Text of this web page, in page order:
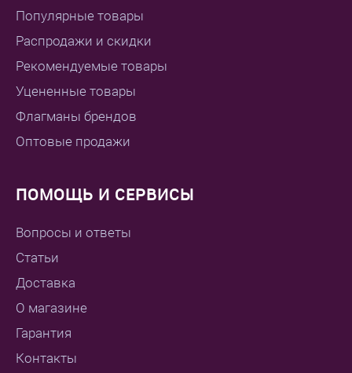
Популярные товары
Распродажи и скидки
Рекомендуемые товары
Уцененные товары
Флагманы брендов
Оптовые продажи
ПОМОЩЬ И СЕРВИСЫ
Вопросы и ответы
Статьи
Доставка
О магазине
Гарантия
Контакты